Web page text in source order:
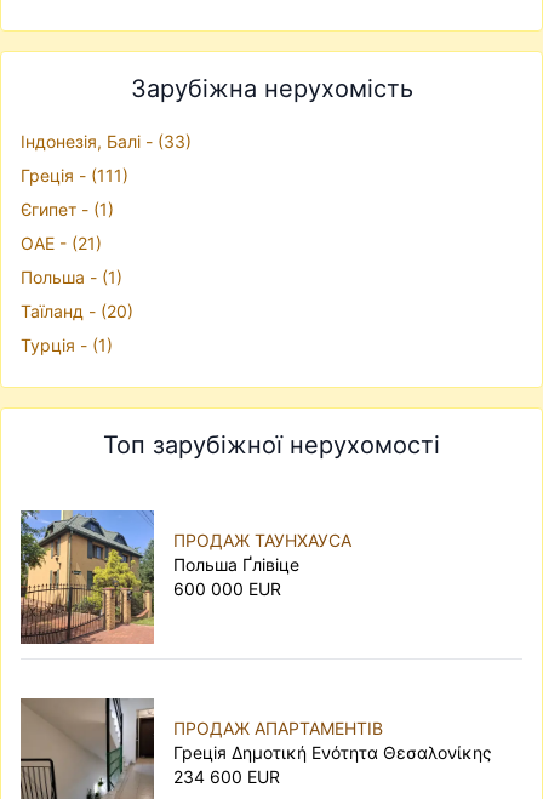
Зарубіжна нерухомість
Iндонезiя, Балі - (33)
Грецiя - (111)
Єгипет - (1)
ОАЕ - (21)
Польша - (1)
Таїланд - (20)
Турцiя - (1)
Топ зарубіжної нерухомості
ПРОДАЖ ТАУНХАУСА
Польша Ґлівіце
600 000 EUR
ПРОДАЖ АПАРТАМЕНТІВ
Грецiя Δημοτική Ενότητα Θεσαλονίκης
234 600 EUR